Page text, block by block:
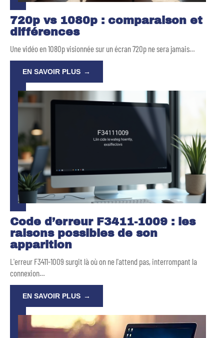
720p vs 1080p : comparaison et
différences
Une vidéo en 1080p visionnée sur un écran 720p ne sera jamais…
EN SAVOIR PLUS
Code d’erreur F3411-1009 : les
raisons possibles de son
apparition
L'erreur F3411-1009 surgit là où on ne l'attend pas, interrompant la
connexion…
EN SAVOIR PLUS